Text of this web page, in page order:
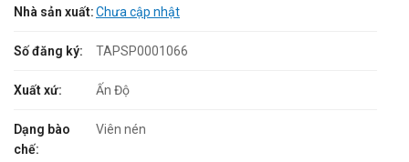
Nhà sản xuất:Chưa cập nhật
Số đăng ký: TAPSP0001066
Xuất xứ: Ấn Độ
Dạng bào
chế:
Viên nén